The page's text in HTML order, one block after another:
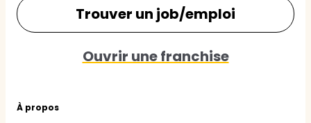
À propos
Trouver un job/emploi
Ouvrir une franchise